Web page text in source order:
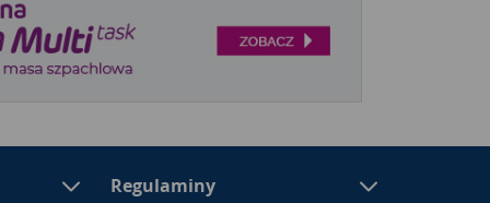
jednak w ich przypadku montażu na zewnątrz
są głównie ze stali nierdzewnej. Ten materiał
Podobne cechy mają balustrady
że chętnie wybierane są także do aranżacji
elementy złącznedodawane są do
Regulaminy